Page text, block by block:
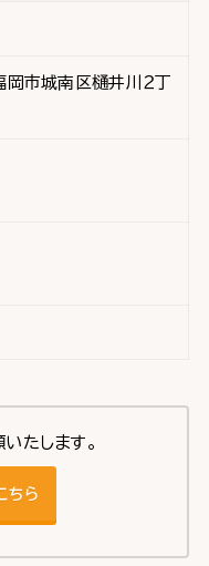
岡市城南区樋井川２丁
たします。
ちら